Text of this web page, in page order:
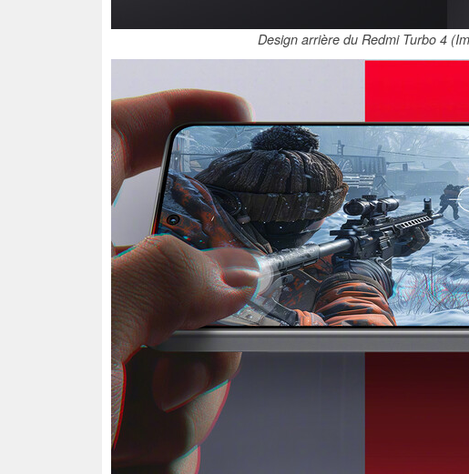
Design arrière du Redmi Turbo 4